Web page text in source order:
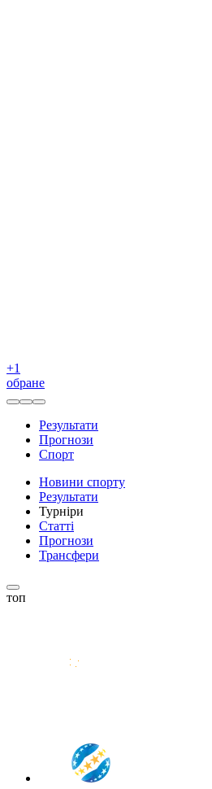
+1
обране
Результати
Прогнози
Спорт
Новини спорту
Результати
Турніри
Статті
Прогнози
Трансфери
топ